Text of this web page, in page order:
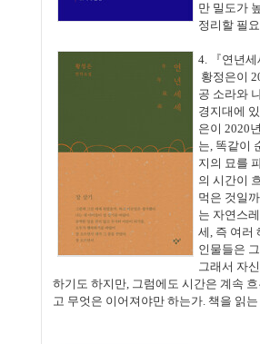
만 밀도가
정리할 필
4. 『연년세
황정은이
공 소라와
경지대에
은이 2020
는, 똑같이
지의 묘를
의 시간이
먹은 것일까
는 자연스레
세, 즉 여러
인물들은
그래서 자
하기도 하지만, 그럼에도 시간은 계속
고 무엇은 이어져야만 하는가. 책을 읽